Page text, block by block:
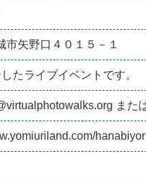
市矢野口４０１５－１
たライブイベントです。
ま